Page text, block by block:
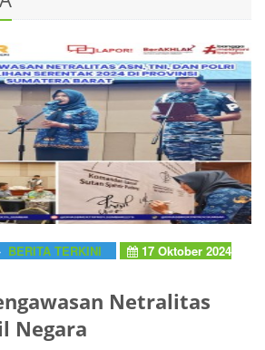
BERITA TERKINI
17 Oktober 2024
Netralitas
Negara